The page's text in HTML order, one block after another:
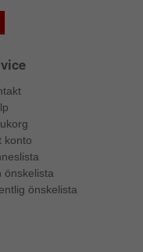
konto
önskelista
önskelista